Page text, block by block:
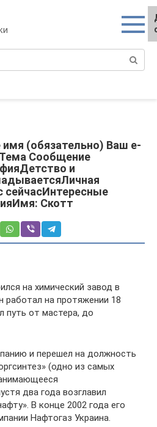
(обязательно) Ваш e-
Сообщение
и
сейчасИнтересныe
Скотт
на химический завод в
работал на протяжении 18
путь от мастера, до
и перешел на должность
(одно из самых
два года возглавил
В конце 2002 года его
Нафтогаз Украина.